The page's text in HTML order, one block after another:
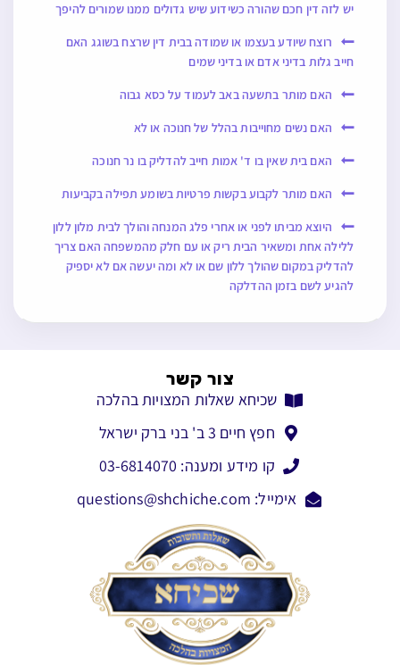
יש לזה דין חכם שהורה כשידוע שיש גדולים ממנו שמורים להיפך
רוצח שיודע בעצמו או שמודה בבית דין שרצח בשוגג האם
חייב גלות בדיני אדם או בדיני שמים
האם מותר בתשעה באב לעמוד על כסא גבוה
האם נשים מחוייבות בהלל של חנוכה או לא
האם בית שאין בו ד' אמות חייב להדליק בו נר חנוכה
האם מותר לקבוע בקשות פרטיות בשומע תפילה בקביעות
היוצא מביתו לפני או אחרי פלג המנחה והולך לבית מלון ללון
ללילה אחת ומשאיר הבית ריק או עם חלק מהמשפחה האם צריך
להדליק במקום שהולך ללון שם או לא ומה יעשה אם לא יספיק
להגיע לשם בזמן ההדלקה
צור קשר
שכיחא שאלות המצויות בהלכה
חפץ חיים 3 ב' בני ברק ישראל
קו מידע ומענה: 03-6814070
אימייל: questions@shchiche.com